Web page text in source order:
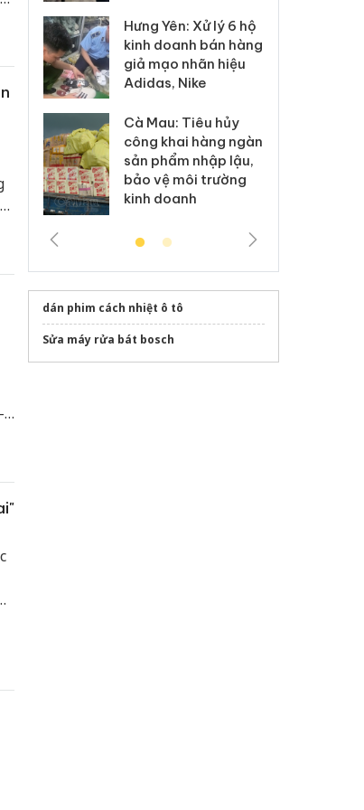
Phú
Hưng Yên: Xử lý 6 hộ
kinh doanh bán hàng
giả mạo nhãn hiệu
Adidas, Nike
Cà Mau: Tiêu hủy
công khai hàng ngàn
sản phẩm nhập lậu,
bảo vệ môi trường
kinh doanh
dán phim cách nhiệt ô tô
Sửa máy rửa bát bosch